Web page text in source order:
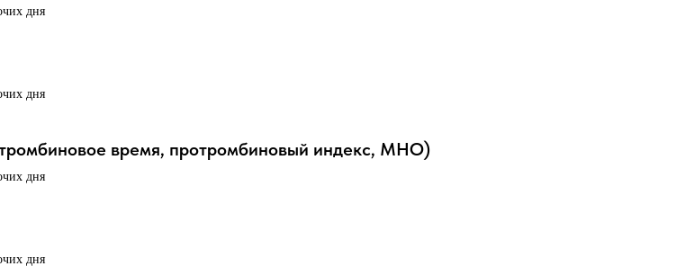
дня
дня
время, протромбиновый индекс, МНО)
дня
дня